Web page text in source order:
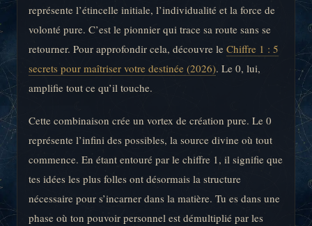
représente l’étincelle initiale, l’individualité et la force de
volonté pure. C’est le pionnier qui trace sa route sans se
retourner. Pour approfondir cela, découvre le Chiffre 1 : 5
secrets pour maîtriser votre destinée (2026). Le 0, lui,
amplifie tout ce qu’il touche.
Cette combinaison crée un vortex de création pure. Le 0
représente l’infini des possibles, la source divine où tout
commence. En étant entouré par le chiffre 1, il signifie que
tes idées les plus folles ont désormais la structure
nécessaire pour s’incarner dans la matière. Tu es dans une
phase où ton pouvoir personnel est démultiplié par les